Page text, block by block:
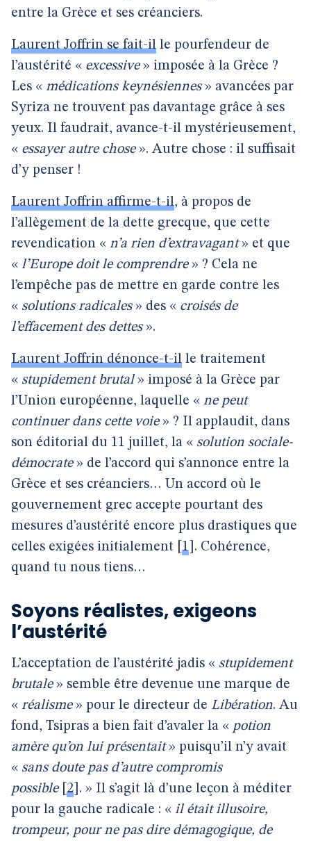
entre la Grèce et ses créanciers.
Laurent Joffrin se fait-il le pourfendeur de
l’austérité « excessive» imposée à la Grèce ?
Les « médications keynésiennes» avancées par
Syriza ne trouvent pas davantage grâce à ses
yeux. Il faudrait, avance-t-il mystérieusement,
« essayer autre chose». Autre chose : il suffisait
d’y penser !
Laurent Joffrin affirme-t-il, à propos de
l’allègement de la dette grecque, que cette
revendication « n’a rien d’extravagant» et que
« l’Europe doit le comprendre» ? Cela ne
l’empêche pas de mettre en garde contre les
« solutions radicales» des « croisés de
l’effacement des dettes».
Laurent Joffrin dénonce-t-il le traitement
« stupidement brutal» imposé à la Grèce par
l’Union européenne, laquelle « ne peut
continuer dans cette voie» ? Il applaudit, dans
son éditorial du 11 juillet, la « solution sociale-
démocrate» de l’accord qui s’annonce entre la
Grèce et ses créanciers… Un accord où le
gouvernement grec accepte pourtant des
mesures d’austérité encore plus drastiques que
celles exigées initialement 1 . Cohérence,
quand tu nous tiens…
Soyons réalistes, exigeons
l’austérité
L’acceptation de l’austérité jadis « stupidement
brutale» semble être devenue une marque de
« réalisme» pour le directeur de Libération. Au
fond, Tsipras a bien fait d’avaler la « potion
amère qu’on lui présentait» puisqu’il n’y avait
« sans doute pas d’autre compromis
possible[ 2 . » Il s’agit là d’une leçon à méditer
pour la gauche radicale : « il était illusoire,
trompeur, pour ne pas dire démagogique, de